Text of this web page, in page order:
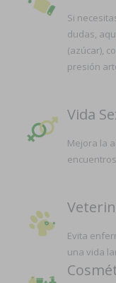
Si
dudas,
(azúcar),
presión
Vida
Mejora la
Evita
una vida